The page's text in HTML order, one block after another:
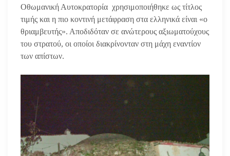
Οθωμανική Αυτοκρατορία χρησιμοποιήθηκε ως τίτλος
τιμής και η πιο κοντινή μετάφραση στα ελληνικά είναι «ο
θριαμβευτής». Αποδιδόταν σε ανώτερους αξιωματούχους
του στρατού, οι οποίοι διακρίνονταν στη μάχη εναντίον
των απίστων.